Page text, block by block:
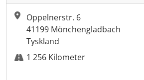
Oppelnerstr. 6
41199 Mönchengladbach
Tyskland
1 256 Kilometer